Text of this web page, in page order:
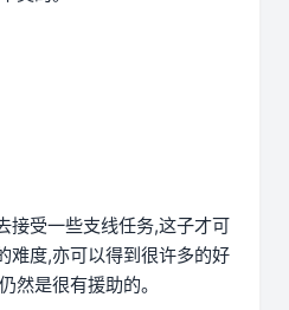
接受一些支线任务,这子才可
难度,亦可以得到很许多的好
然是很有援助的。